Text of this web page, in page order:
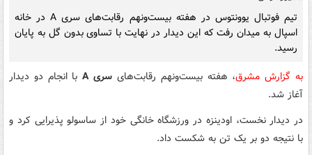
تیم فوتبال یوونتوس در هفته بیست‌ونهم رقابت‌های سری A در خانه
اسپال به میدان رفت که این دیدار در نهایت با تساوی بدون گل به پایان
رسید.
به گزارش مشرق، هفته بیست‌ونهم رقابت‌های سری A
با انجام دو دیدار
آغاز شد.
در دیدار نخست، اودینزه در ورزشگاه خانگی خود از ساسولو پذیرایی کرد و
با نتیجه دو بر یک تن به شکست داد.